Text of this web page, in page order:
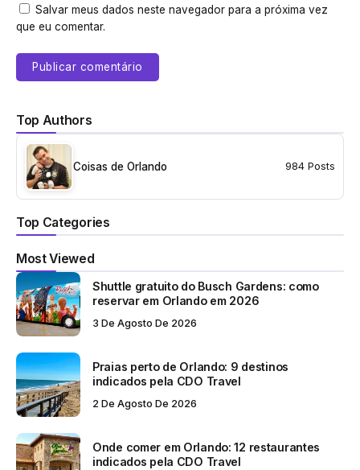
Salvar meus dados neste navegador para a próxima vez
que eu comentar.
Top Authors
Coisas de Orlando 984 Posts
Top Categories
Most Viewed
Shuttle gratuito do Busch Gardens: como
reservar em Orlando em 2026
3 De Agosto De 2026
Praias perto de Orlando: 9 destinos
indicados pela CDO Travel
2 De Agosto De 2026
Onde comer em Orlando: 12 restaurantes
indicados pela CDO Travel